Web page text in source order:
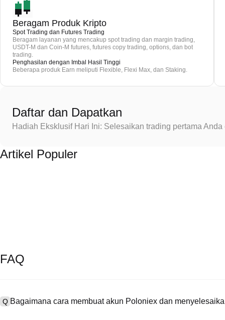
Beragam Produk Kripto
Spot Trading dan Futures Trading
Beragam layanan yang mencakup spot trading dan margin trading,
USDT-M dan Coin-M futures, futures copy trading, options, dan bot
trading.
Penghasilan dengan Imbal Hasil Tinggi
Beberapa produk Earn meliputi Flexible, Flexi Max, dan Staking.
Daftar dan Dapatkan
Hadiah Eksklusif Hari Ini: Selesaikan trading pertama
Artikel Populer
FAQ
Q Bagaimana cara membuat akun Poloniex dan